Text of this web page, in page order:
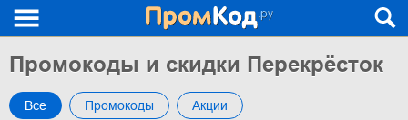
Промокоды и скидки Перекрёсток
Все Промокоды Акции